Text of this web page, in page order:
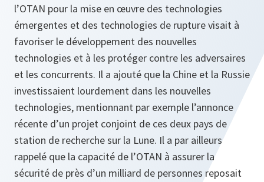
l’OTAN pour la mise en œuvre des technologies
émergentes et des technologies de rupture visait à
favoriser le développement des nouvelles
technologies et à les protéger contre les adversaires
et les concurrents. Il a ajouté que la Chine et la Russie
investissaient lourdement dans les nouvelles
technologies, mentionnant par exemple l’annonce
récente d’un projet conjoint de ces deux pays de
station de recherche sur la Lune. Il a par ailleurs
rappelé que la capacité de l’OTAN à assurer la
sécurité de près d’un milliard de personnes reposait